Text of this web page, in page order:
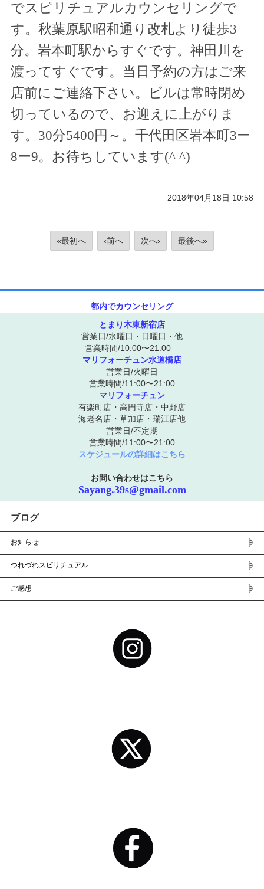
でスピリチュアルカウンセリングで
す。秋葉原駅昭和通り改札より徒歩3
分。岩本町駅からすぐです。神田川を
渡ってすぐです。当日予約の方はご来
店前にご連絡下さい。ビルは常時閉め
切っているので、お迎えに上がりま
す。 30分5400 円～。千代田区岩本町3ー
8ー9。お待ちしています(^ ^)
2018年04月18日 10:58
«最初へ ‹前へ 次へ› 最後へ»
都内でカウンセリング
とまり木東新宿店
営業日/水曜日・日曜日・他
営業時間/10:00〜21:00
マリフォーチュン水道橋店
営業日/火曜日
営業時間/11:00〜21:00
マリフォーチュン
有楽町店・高円寺店・中野店
海老名店・草加店・瑞江店他
営業日/不定期
営業時間/11:00〜21:00
スケジュールの詳細はこちら
お問い合わせはこちら
Sayang.39s@gmail.com
ブログ
お知らせ
つれづれスピリチュアル
ご感想